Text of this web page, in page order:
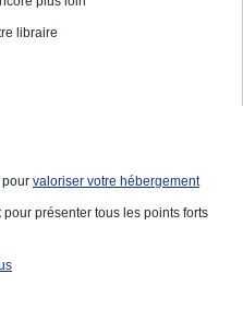
libraire
pour valoriser votre hébergement
présenter tous les points forts